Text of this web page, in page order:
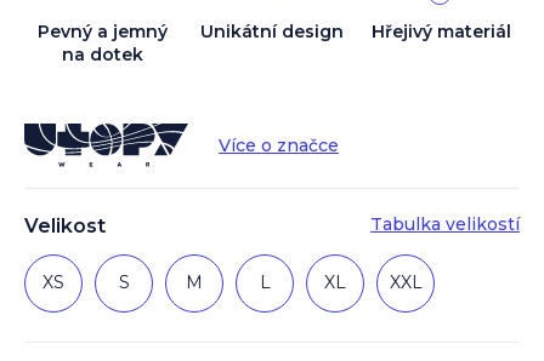
Velikost Tabulka velikostí
XS S M L XL XXL
Více o značce
Pevný a jemný
na dotek
Unikátní design Hřejivý materiál